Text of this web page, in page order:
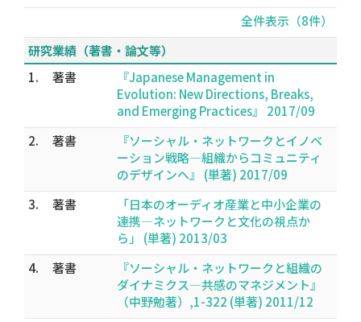
全件表示（8件）
研究業績（著書・論文等）
1.
著書
『Japanese Management in
Evolution: New Directions, Breaks,
and Emerging Practices』 2017/09
2.
著書
『ソーシャル・ネットワークとイノベ
ーション戦略―組織からコミュニティ
のデザインへ』 (単著) 2017/09
3.
著書
「日本のオーディオ産業と中小企業の
連携―ネットワークと文化の視点か
ら」 (単著) 2013/03
4.
著書
『ソーシャル・ネットワークと組織の
ダイナミクス―共感のマネジメント』
（中野勉著）,1-322 (単著) 2011/12